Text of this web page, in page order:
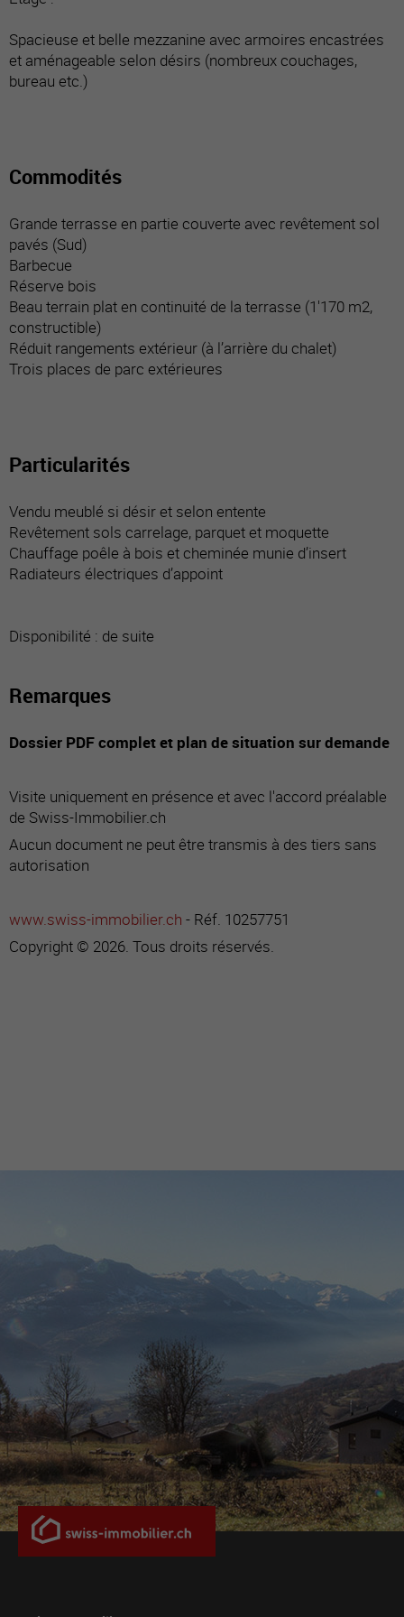
Spacieuse et belle mezzanine avec armoires encastrées
et aménageable selon désirs (nombreux couchages,
bureau etc.)
Commodités
Grande terrasse en partie couverte avec revêtement sol
pavés (Sud)
Barbecue
Réserve bois
Beau terrain plat en continuité de la terrasse (1'170 m2,
constructible)
Réduit rangements extérieur (à l’arrière du chalet)
Trois places de parc extérieures
Particularités
Vendu meublé si désir et selon entente
Revêtement sols carrelage, parquet et moquette
Chauffage poêle à bois et cheminée munie d’insert
Radiateurs électriques d’appoint
Disponibilité : de suite
Remarques
Dossier PDF complet et plan de situation sur demande
Visite uniquement en présence et avec l'accord préalable
de Swiss-Immobilier.ch
Aucun document ne peut être transmis à des tiers sans
autorisation
www.swiss-immobilier.ch - Réf. 10257751
Copyright © 2026. Tous droits réservés.